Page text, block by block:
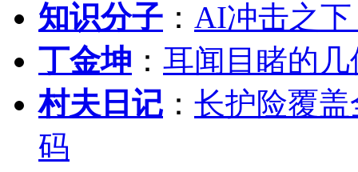
知识分子 ： AI冲击之
丁金坤 ： 耳闻目睹的
村夫日记 ： 长护险覆
码